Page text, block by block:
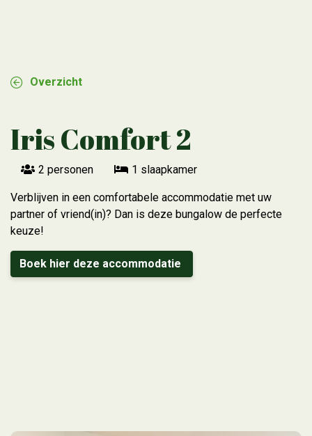
Overzicht
Iris Comfort 2
2 personen 1 slaapkamer
Verblijven in een comfortabele accommodatie met uw
partner of vriend(in)? Dan is deze bungalow de perfecte
keuze!
Boek hier deze accommodatie